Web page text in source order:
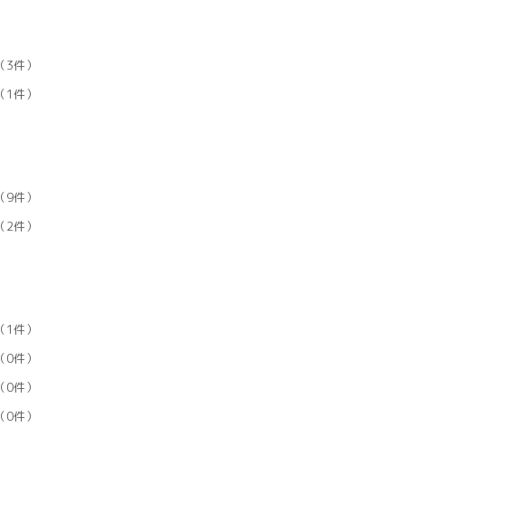
（3件）
（1件）
（9件）
（2件）
（1件）
（0件）
（0件）
（0件）